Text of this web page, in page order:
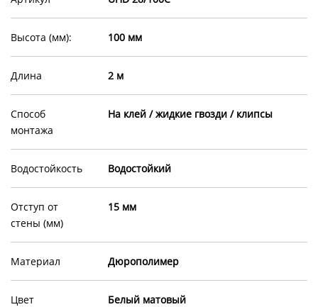
Высота (мм): 100 мм
Длина 2 м
Способ
монтажа
На клей / жидкие гвозди / клипсы
Водостойкость Водостойкий
Отступ от
стены (мм)
15 мм
Материал Дюрополимер
Цвет Белый матовый